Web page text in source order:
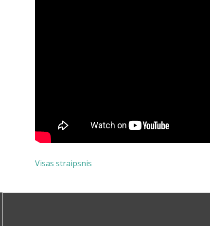
Visas straipsnis